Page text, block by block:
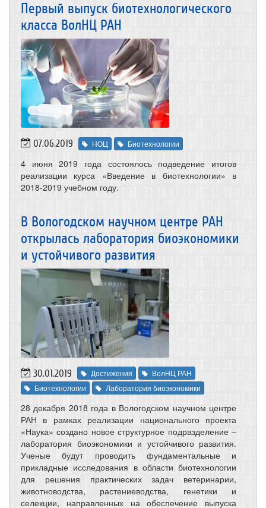
Первый выпуск биотехнологического
класса ВолНЦ РАН
07.06.2019 НОЦ Биотехнологии
4 июня 2019 года состоялось подведение итогов
реализации курса «Введение в биотехнологии» в
2018-2019 учебном году.
В Вологодском научном центре РАН
открылась лаборатория биоэкономики
и устойчивого развития
30.01.2019 Достижения
ВолНЦ РАН
Биотехнологии
Лаборатория биоэкономики
28 декабря 2018 года в Вологодском научном центре
РАН в рамках реализации национального проекта
«Наука» создано новое структурное подразделение –
лаборатория биоэкономики и устойчивого развития.
Ученые будут проводить фундаментальные и
прикладные исследования в области биотехнологии
для решения практических задач ветеринарии,
животноводства, растениеводства, генетики и
селекции, направленных на обеспечение выпуска